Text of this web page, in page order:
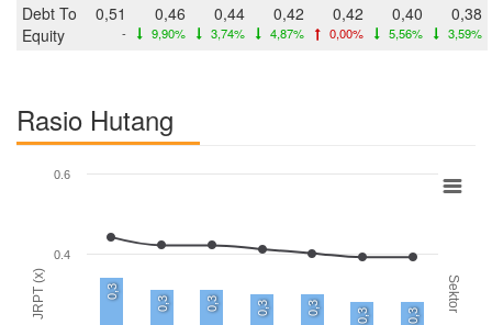
Debt To
Equity
0,51
-
0,46
9,90%
0,44
3,74%
0,42
4,87%
0,42
0,00%
0,40
5,56%
0,38
3,59%
Rasio Hutang
JRPT (x) Sektor
0,3
0,3 0,3 0,3 0,3 0,3 0,3
0.4
0.6